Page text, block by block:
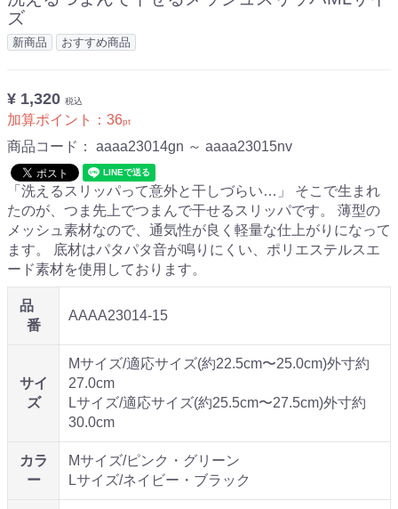
ズ
新商品 おすすめ商品
¥ 1,320 税込
加算ポイント： 36pt
商品コード： aaaa23014gn ～ aaaa23015nv
「洗えるスリッパって意外と干しづらい…」 そこで生まれ
たのが、つま先上でつまんで干せるスリッパです。 薄型の
メッシュ素材なので、通気性が良く軽量な仕上がりになって
ます。 底材はパタパタ音が鳴りにくい、ポリエステルスエ
ード素材を使用しております。
品
番
AAAA23014-15
サイ
ズ
Mサイズ/適応サイズ(約22.5cm〜25.0cm)外寸約
27.0cm
Lサイズ/適応サイズ(約25.5cm〜27.5cm)外寸約
30.0cm
カラ
ー
Mサイズ/ピンク・グリーン
Lサイズ/ネイビー・ブラック